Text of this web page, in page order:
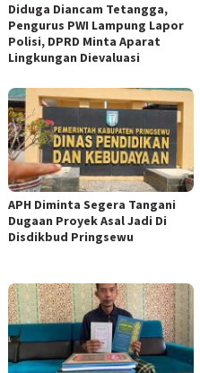
Diduga Diancam Tetangga,
Pengurus PWI Lampung Lapor
Polisi, DPRD Minta Aparat
Lingkungan Dievaluasi
APH Diminta Segera Tangani
Dugaan Proyek Asal Jadi Di
Disdikbud Pringsewu